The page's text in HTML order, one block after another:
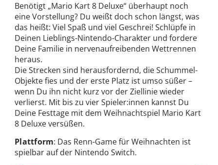
Benötigt „Mario Kart 8 Deluxe“ überhaupt noch
eine Vorstellung? Du weißt doch schon längst, was
das heißt: Viel Spaß und viel Geschrei! Schlüpfe in
Deinen Lieblings-Nintendo-Charakter und fordere
Deine Familie in nervenaufreibenden Wettrennen
heraus.
Die Strecken sind herausfordernd, die Schummel-
Objekte fies und der erste Platz ist umso süßer –
wenn Du ihn nicht kurz vor der Ziellinie wieder
verlierst. Mit bis zu vier Spieler:innen kannst Du
Deine Festtage mit dem Weihnachtspiel Mario Kart
8 Deluxe versüßen.
Plattform: Das Renn-Game für Weihnachten ist
spielbar auf der Nintendo Switch.